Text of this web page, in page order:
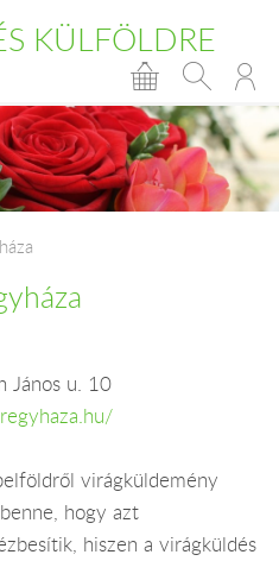
KÜLFÖLDRE
János u. 10
virágküldemény
hogy azt
hiszen a virágküldés